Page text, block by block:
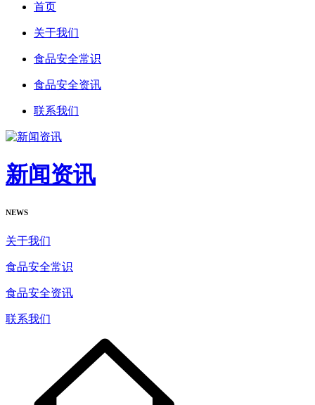
首页
关于我们
食品安全常识
食品安全资讯
联系我们
新闻资讯
NEWS
关于我们
食品安全常识
食品安全资讯
联系我们